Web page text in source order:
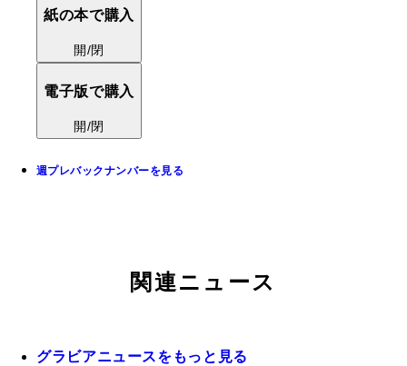
紙の本で購入
開/閉
電子版で購入
開/閉
週プレバックナンバーを見る
関連ニュース
グラビアニュースをもっと見る